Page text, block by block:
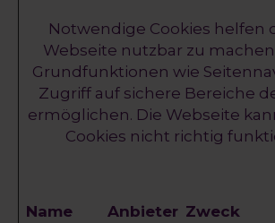
Notwendige Cookies helfen
Webseite nutzbar zu
Grundfunktionen wie
Zugriff auf sichere Bereiche
ermöglichen. Die Webseite
Cookies nicht richtig
Name Anbieter Zweck